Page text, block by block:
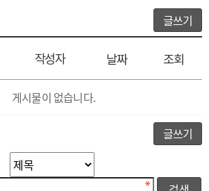
글쓰기
작성자 날짜 조회
게시물이 없습니다.
글쓰기
검색대상